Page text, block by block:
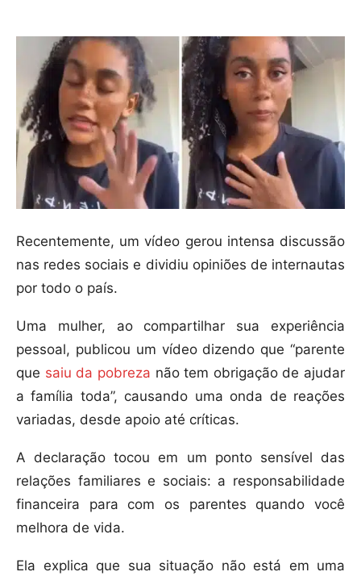
Recentemente, um vídeo gerou intensa discussão
nas redes sociais e dividiu opiniões de internautas
por todo o país.
Uma mulher, ao compartilhar sua experiência
pessoal, publicou um vídeo dizendo que “parente
que saiu da pobreza não tem obrigação de ajudar
a família toda”, causando uma onda de reações
variadas, desde apoio até críticas.
A declaração tocou em um ponto sensível das
relações familiares e sociais: a responsabilidade
financeira para com os parentes quando você
melhora de vida.
Ela explica que sua situação não está em uma